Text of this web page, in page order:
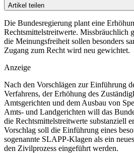
Artikel teilen
Die Bundesregierung plant eine
Rechtsmittelstreitwerte. Missbräuchlich
die Meinungsfreiheit sollen besonders
Zugang zum Recht wird neu gewichtet.
Anzeige
Nach den Vorschlägen zur Einführung
Verfahrens, der Erhöhung des
Amtsgerichten und dem Ausbau von
Amts- und Landgerichten will das
die Rechtsmittelstreitwerte substanziell
Vorschlag soll die Einführung eines
sogenannte SLAPP-Klagen als ein
den Zivilprozess eingeführt werden.